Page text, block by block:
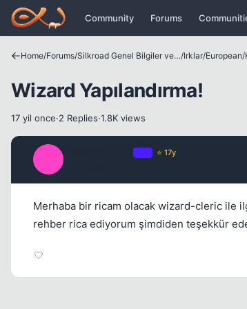
Icerige atla
Community Forums
Home/Forums/ Silkroad Genel Bilgiler ve Update Bilgileri/Irklar/European/
Wizard Yapılandırma!
17 yil once·2 Replies·1.8K views
⭐ 17y
Merhaba bir ricam olacak wizard-cleric ile
rehber rica ediyorum şimdiden teşekkür